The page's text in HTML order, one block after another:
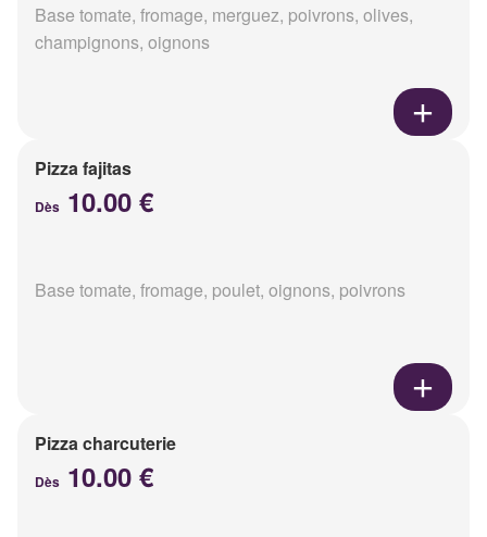
Base tomate, fromage, merguez, poivrons, olives,
champignons, oignons
Pizza fajitas
Dès 10.00 €
Base tomate, fromage, poulet, oignons, poivrons
Pizza charcuterie
Dès 10.00 €